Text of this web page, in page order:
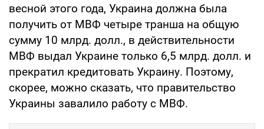
весной этого года, Украина должна была
получить от МВФ четыре транша на общую
сумму 10 млрд. долл., в действительности
МВФ выдал Украине только 6,5 млрд. долл. и
прекратил кредитовать Украину. Поэтому,
скорее, можно сказать, что правительство
Украины завалило работу с МВФ.